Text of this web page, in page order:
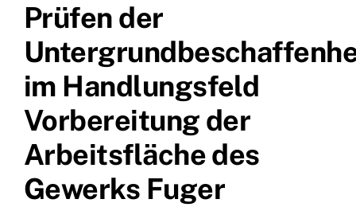
Prüfen der
im Handlungsfeld
Vorbereitung der
Arbeitsfläche des
Gewerks Fuger